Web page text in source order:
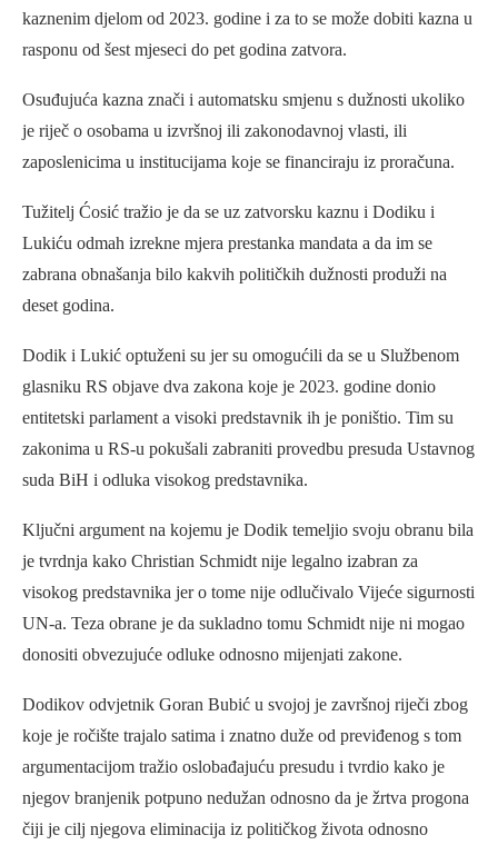
kaznenim djelom od 2023. godine i za to se može dobiti kazna u
rasponu od šest mjeseci do pet godina zatvora.
Osuđujuća kazna znači i automatsku smjenu s dužnosti ukoliko
je riječ o osobama u izvršnoj ili zakonodavnoj vlasti, ili
zaposlenicima u institucijama koje se financiraju iz proračuna.
Tužitelj Ćosić tražio je da se uz zatvorsku kaznu i Dodiku i
Lukiću odmah izrekne mjera prestanka mandata a da im se
zabrana obnašanja bilo kakvih političkih dužnosti produži na
deset godina.
Dodik i Lukić optuženi su jer su omogućili da se u Službenom
glasniku RS objave dva zakona koje je 2023. godine donio
entitetski parlament a visoki predstavnik ih je poništio. Tim su
zakonima u RS-u pokušali zabraniti provedbu presuda Ustavnog
suda BiH i odluka visokog predstavnika.
Ključni argument na kojemu je Dodik temeljio svoju obranu bila
je tvrdnja kako Christian Schmidt nije legalno izabran za
visokog predstavnika jer o tome nije odlučivalo Vijeće sigurnosti
UN-a. Teza obrane je da sukladno tomu Schmidt nije ni mogao
donositi obvezujuće odluke odnosno mijenjati zakone.
Dodikov odvjetnik Goran Bubić u svojoj je završnoj riječi zbog
koje je ročište trajalo satima i znatno duže od previđenog s tom
argumentacijom tražio oslobađajuću presudu i tvrdio kako je
njegov branjenik potpuno nedužan odnosno da je žrtva progona
čiji je cilj njegova eliminacija iz političkog života odnosno